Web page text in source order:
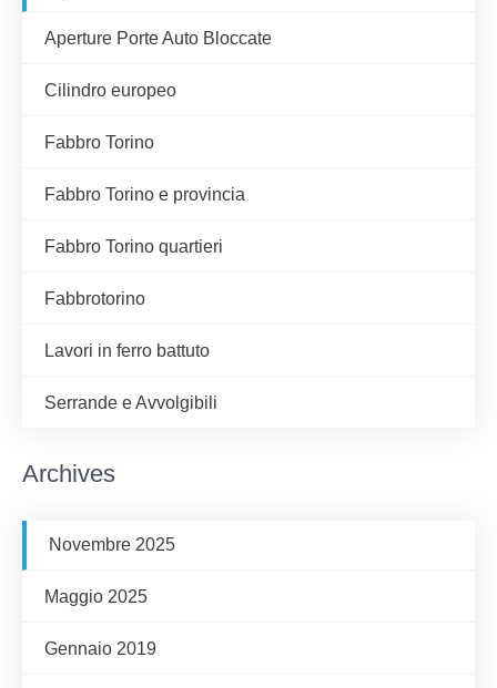
Aperture Porte Auto Bloccate
Cilindro europeo
Fabbro Torino
Fabbro Torino e provincia
Fabbro Torino quartieri
Fabbrotorino
Lavori in ferro battuto
Serrande e Avvolgibili
Archives
Novembre 2025
Maggio 2025
Gennaio 2019